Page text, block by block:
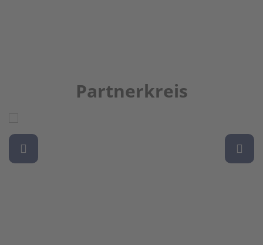
Partnerkreis